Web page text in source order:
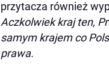
przytacza również
Aczkolwiek kraj ten,
samym krajem co
prawa.